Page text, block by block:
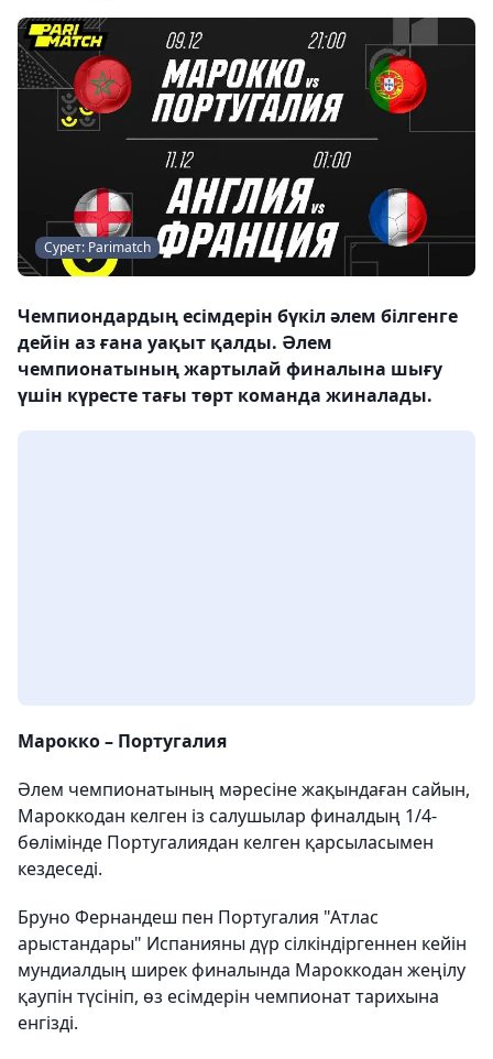
Сурет: Parimatch
Чемпиондардың есімдерін бүкіл әлем білгенге
дейін аз ғана уақыт қалды. Әлем
чемпионатының жартылай финалына шығу
үшін күресте тағы төрт команда жиналады.
Марокко – Португалия
Әлем чемпионатының мәресіне жақындаған сайын,
Мароккодан келген із салушылар финалдың 1/4-
бөлімінде Португалиядан келген қарсыласымен
кездеседі.
Бруно Фернандеш пен Португалия "Атлас
арыстандары" Испанияны дүр сілкіндіргеннен кейін
мундиалдың ширек финалында Мароккодан жеңілу
қаупін түсініп, өз есімдерін чемпионат тарихына
енгізді.